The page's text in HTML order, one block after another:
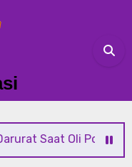
Steering Di Mobil